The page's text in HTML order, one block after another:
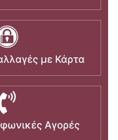
με Κάρτα
Αγορές